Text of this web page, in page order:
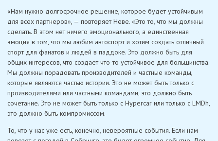
«Нам нужно долгосрочное решение, которое будет устойчивым
для всех партнеров», — повторяет Неве. «Это то, что мы должны
сделать. В этом нет ничего эмоционального, а единственная
эмоция в том, что мы любим автоспорт и хотим создать отличный
спорт для фанатов и людей в паддоке. Это должно быть для
общих интересов, что создает что-то устойчивое для большинства.
Мы должны порадовать производителей и частные команды,
которые являются частью истории. Это не может быть только с
производителями или частными командами, это должно быть
сочетание. Это не может быть только с Hypercar или только с LMDh,
это должно быть компромиссом.
То, что у нас уже есть, конечно, невероятные события. Если нам